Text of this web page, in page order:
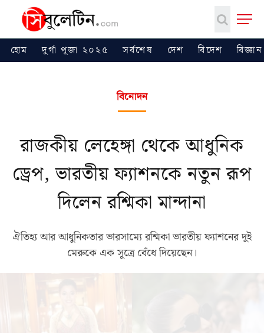
হোম দুর্গা পূজা ২০২৫ সর্বশেষ দেশ বিদেশ
বিনোদন
রাজকীয় লেহেঙ্গা থেকে আধুনিক
ড্রেপ, ভারতীয় ফ্যাশনকে নতুন রূপ
দিলেন রশ্মিকা মান্দানা
ঐতিহ্য আর আধুনিকতার ভারসাম্যে রশ্মিকা ভারতীয় ফ্যাশনের দুই
মেরুকে এক সূত্রে বেঁধে দিয়েছেন।